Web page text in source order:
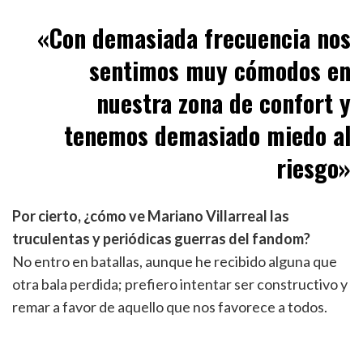
«Con demasiada frecuencia nos
sentimos muy cómodos en
nuestra zona de confort y
tenemos demasiado miedo al
riesgo»
Por cierto, ¿cómo ve Mariano Villarreal las
truculentas y periódicas guerras del fandom?
No entro en batallas, aunque he recibido alguna que
otra bala perdida; prefiero intentar ser constructivo y
remar a favor de aquello que nos favorece a todos.